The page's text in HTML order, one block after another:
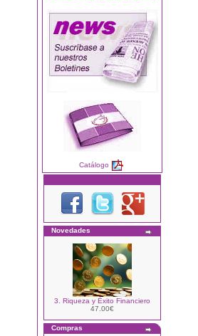
Catálogo
Novedades
3. Riqueza y Éxito Financiero
47.00€
Compras